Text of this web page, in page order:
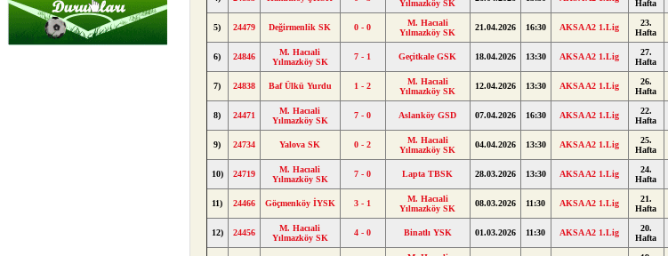
Yılmazköy SK
Hafta
5) 24479 Değirmenlik SK 0 - 0
M. Hacıali
Yılmazköy SK
21.04.2026 16:30 AKSA A2 1.Lig
23.
Hafta
6) 24846
M. Hacıali
Yılmazköy SK
7 - 1 Geçitkale GSK 18.04.2026 13:30 AKSA A2 1.Lig
27.
Hafta
7) 24838 Baf Ülkü Yurdu 1 - 2
M. Hacıali
Yılmazköy SK
12.04.2026 13:30 AKSA A2 1.Lig
26.
Hafta
8) 24471
M. Hacıali
Yılmazköy SK
7 - 0 Aslanköy GSD 07.04.2026 16:30 AKSA A2 1.Lig
22.
Hafta
9) 24734 Yalova SK 0 - 2
M. Hacıali
Yılmazköy SK
04.04.2026 13:30 AKSA A2 1.Lig
25.
Hafta
10) 24719
M. Hacıali
Yılmazköy SK
7 - 0 Lapta TBSK 28.03.2026 13:30 AKSA A2 1.Lig
24.
Hafta
11) 24466 Göçmenköy İYSK 3 - 1
M. Hacıali
Yılmazköy SK
08.03.2026 11:30 AKSA A2 1.Lig
21.
Hafta
12) 24456
M. Hacıali
Yılmazköy SK
4 - 0 Binatlı YSK 01.03.2026 11:30 AKSA A2 1.Lig
20.
Hafta